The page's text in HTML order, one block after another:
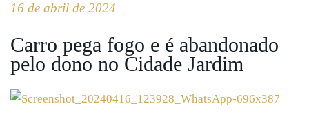
16 de abril de 2024
Carro pega fogo e é abandonado
pelo dono no Cidade Jardim